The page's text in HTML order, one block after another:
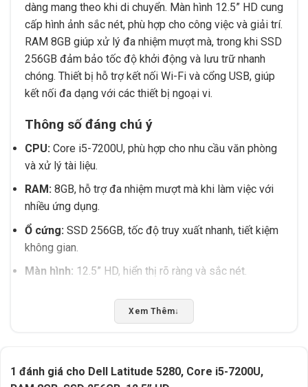
dàng mang theo khi di chuyển. Màn hình 12.5” HD cung
cấp hình ảnh sắc nét, phù hợp cho công việc và giải trí.
RAM 8GB giúp xử lý đa nhiệm mượt mà, trong khi SSD
256GB đảm bảo tốc độ khởi động và lưu trữ nhanh
chóng. Thiết bị hỗ trợ kết nối Wi-Fi và cổng USB, giúp
kết nối đa dạng với các thiết bị ngoại vi.
Thông số đáng chú ý
CPU: Core i5-7200U, phù hợp cho nhu cầu văn phòng
và xử lý tài liệu.
RAM: 8GB, hỗ trợ đa nhiệm mượt mà khi làm việc với
nhiều ứng dụng.
Ổ cứng: SSD 256GB, tốc độ truy xuất nhanh, tiết kiệm
không gian.
Màn hình: 12.5” HD, hiển thị rõ ràng và sắc nét.
hỗ trợ các chuẩn phổ thông.
Dell Latitude 5280 lý tưởng cho người làm việc di
chuyển, sinh viên cần thiết bị hỗ trợ học tập, hoặc
Xem Thêm↓
1 đánh giá cho Dell Latitude 5280, Core i5-7200U,